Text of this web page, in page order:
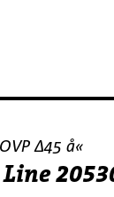
∆45 å«